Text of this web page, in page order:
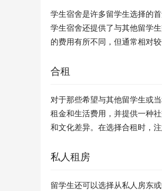
学生宿舍是许多留学生选择的
学生宿舍还提供了与其他留学
的费用有所不同，但通常相对
合租
对于那些希望与其他留学生或
租金和生活费用，并提供一种
和文化差异。在选择合租时，
私人租房
留学生还可以选择从私人房东